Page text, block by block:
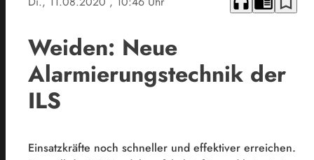
Weiden: Neue
Alarmierungstechnik der
ILS
Einsatzkräfte noch schneller und effektiver erreichen.